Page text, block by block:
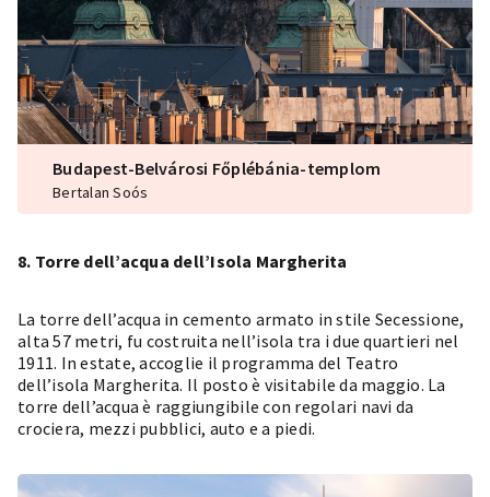
Budapest-Belvárosi Főplébánia-templom
Bertalan Soós
8. Torre dell’acqua dell’Isola Margherita
La torre dell’acqua in cemento armato in stile Secessione,
alta 57 metri, fu costruita nell’isola tra i due quartieri nel
1911. In estate, accoglie il programma del Teatro
dell’isola Margherita. Il posto è visitabile da maggio. La
torre dell’acqua è raggiungibile con regolari navi da
crociera, mezzi pubblici, auto e a piedi.